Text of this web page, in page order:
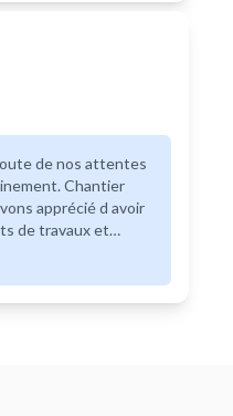
de nos attentes
Chantier
apprécié d avoir
de travaux et